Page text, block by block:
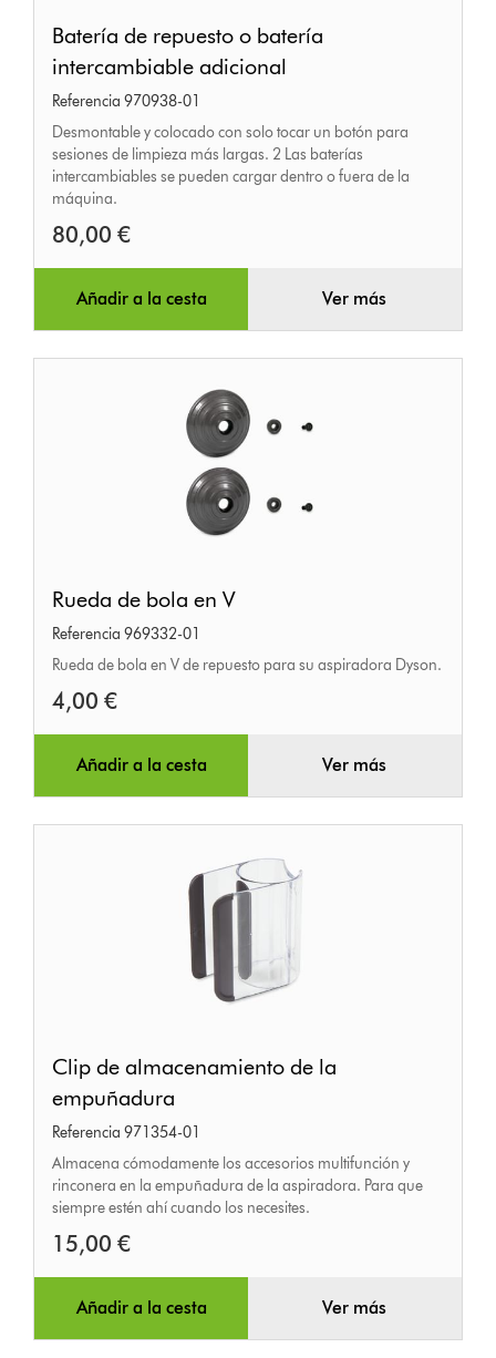
de
repuesto
o
batería
intercambiable
adicional
Batería de repuesto o batería
intercambiable adicional
Referencia 970938-01
Desmontable y colocado con solo tocar un botón para
sesiones de limpieza más largas. 2 Las baterías
intercambiables se pueden cargar dentro o fuera de la
máquina.
80,00 €
Añadir a la cesta Ver más
de
bola
en
V
Rueda de bola en V
Referencia 969332-01
Rueda de bola en V de repuesto para su aspiradora Dyson.
4,00 €
Añadir a la cesta Ver más
de
almacenamiento
de
la
empuñadura
Clip de almacenamiento de la
empuñadura
Referencia 971354-01
Almacena cómodamente los accesorios multifunción y
rinconera en la empuñadura de la aspiradora. Para que
siempre estén ahí cuando los necesites.
15,00 €
Añadir a la cesta Ver más